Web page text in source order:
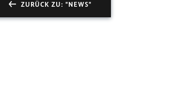
ZURÜCK ZU: "NEWS"